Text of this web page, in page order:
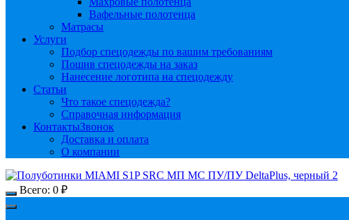
Вафельные полотенца
Матрасы
Услуги
Подбор спецодежды по вашим требованиям
Пошив спецодежды на заказ
Нанесение логотипа на спецодежду
Статьи
Что такое спецодежда?
Справочная информация
КонтактыЗвонок
Доставка и оплата
О компании
Всего: 0 ₽